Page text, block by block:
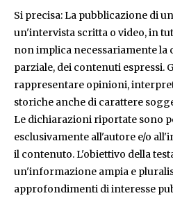
Si precisa: La pubblicazione di
un'intervista scritta o video, in
non implica necessariamente la
parziale, dei contenuti espressi.
rappresentare opinioni,
storiche anche di carattere
Le dichiarazioni riportate sono
esclusivamente all'autore e/o
il contenuto. L'obiettivo della
un'informazione ampia e
approfondimenti di interesse